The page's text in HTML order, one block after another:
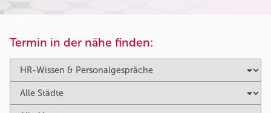
Termin in der nähe finden: